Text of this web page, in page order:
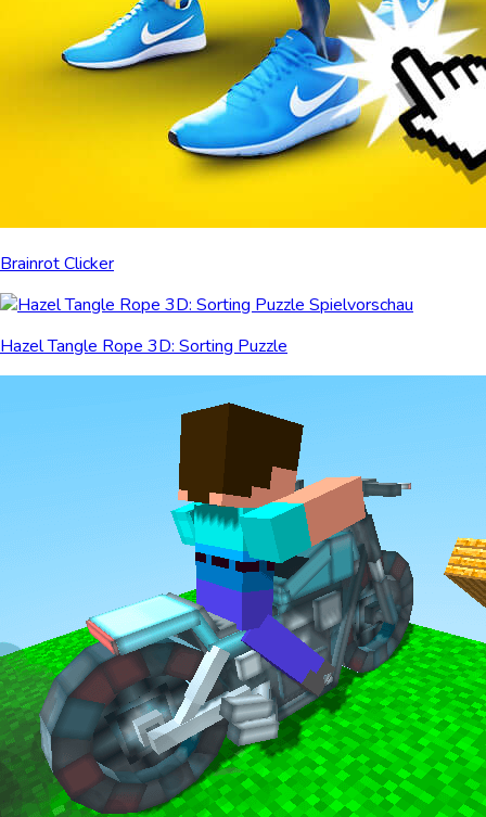
Brainrot Clicker
Hazel Tangle Rope 3D: Sorting Puzzle